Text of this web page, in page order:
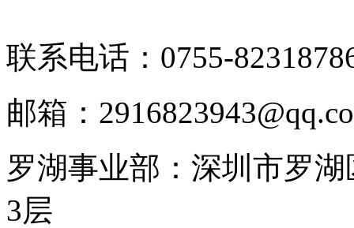
联系电话：0755-
邮箱：
罗湖事业部：深圳市罗
3层